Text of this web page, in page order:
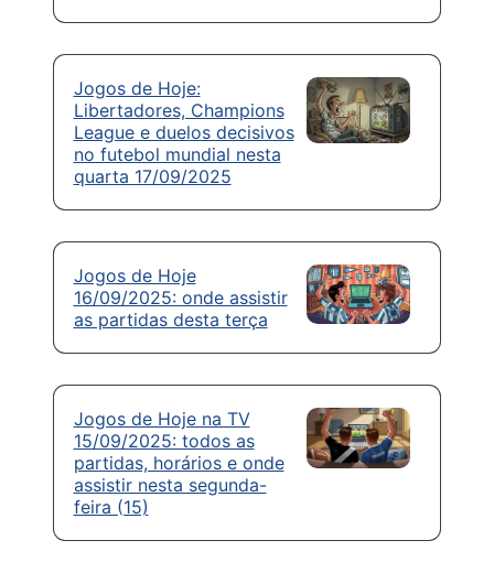
Jogos de Hoje:
Libertadores, Champions
League e duelos decisivos
no futebol mundial nesta
quarta 17/09/2025
Jogos de Hoje
16/09/2025: onde assistir
as partidas desta terça
Jogos de Hoje na TV
15/09/2025: todos as
partidas, horários e onde
assistir nesta segunda-
feira (15)